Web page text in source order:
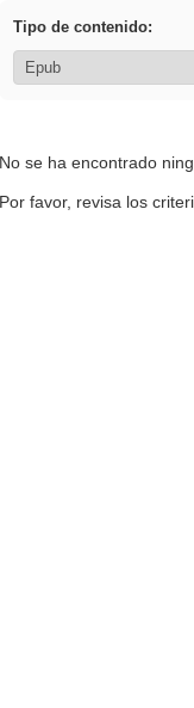
Tipo de contenido:
No se ha encontrado
Por favor, revisa los